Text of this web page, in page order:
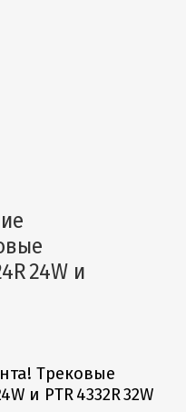
24W и
Трековые
и PTR 4332R 32W